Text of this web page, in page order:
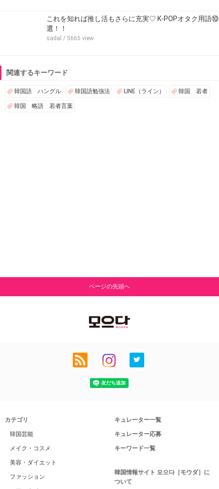
これを知れば推し活もさらに充実♡ K-POPオタク用語⑩
選！！
sadal / 5665 view
関連するキーワード
韓国語 ハングル 韓国語勉強法 LINE（ライン） 韓国 若者
韓国 略語 若者言葉
ページの先頭へ
カテゴリ
韓国芸能
メイク・コスメ
美容・ダイエット
ファッション
キュレーター一覧
キュレーター応募
キーワード一覧
韓国情報サイト 모으다［モウダ］に
ついて